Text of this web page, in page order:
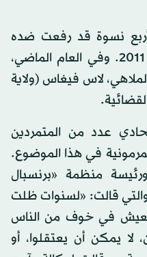
نسوة قد رفعت ضده
دعوى في يوليو (تموز) عام 2011. وفي العام الماضي،
لاس فيغاس (ولاية
عدد من المتمردين
في هذا الموضوع.
منظمة «برنسبال
قالت: «لسنوات ظلت
تعيش في خوف من الناس
لا يمكن أن يعتقلوا، أو